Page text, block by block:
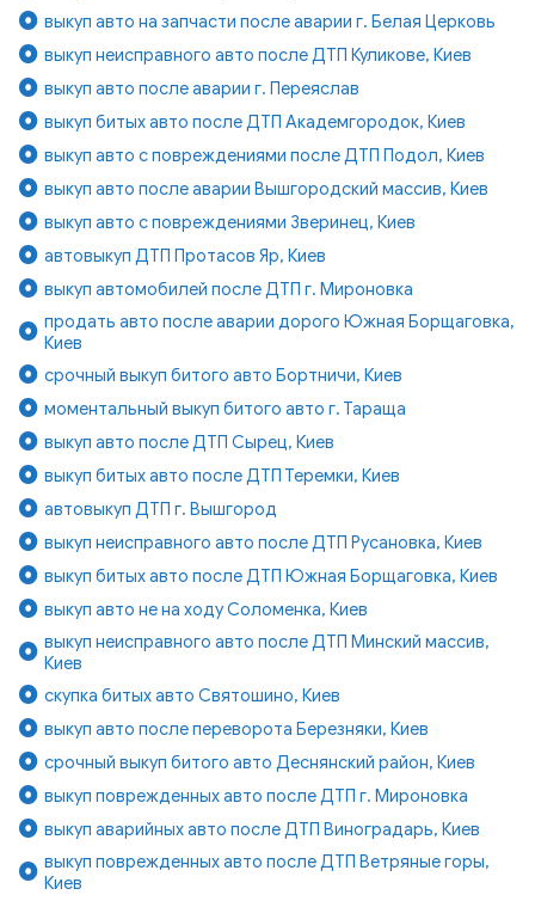
выкуп авто на запчасти после аварии г. Белая Церковь
выкуп неисправного авто после ДТП Куликове, Киев
выкуп авто после аварии г. Переяслав
выкуп битых авто после ДТП Академгородок, Киев
выкуп авто с повреждениями после ДТП Подол, Киев
выкуп авто после аварии Вышгородский массив, Киев
выкуп авто с повреждениями Зверинец, Киев
автовыкуп ДТП Протасов Яр, Киев
выкуп автомобилей после ДТП г. Мироновка
продать авто после аварии дорого Южная Борщаговка,
Киев
срочный выкуп битого авто Бортничи, Киев
моментальный выкуп битого авто г. Тараща
выкуп авто после ДТП Сырец, Киев
выкуп битых авто после ДТП Теремки, Киев
автовыкуп ДТП г. Вышгород
выкуп неисправного авто после ДТП Русановка, Киев
выкуп битых авто после ДТП Южная Борщаговка, Киев
выкуп авто не на ходу Соломенка, Киев
выкуп неисправного авто после ДТП Минский массив,
Киев
скупка битых авто Святошино, Киев
выкуп авто после переворота Березняки, Киев
срочный выкуп битого авто Деснянский район, Киев
выкуп поврежденных авто после ДТП г. Мироновка
выкуп аварийных авто после ДТП Виноградарь, Киев
выкуп поврежденных авто после ДТП Ветряные горы,
Киев